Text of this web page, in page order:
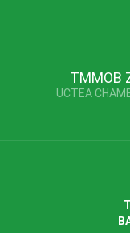
TMMOB
UCTEA